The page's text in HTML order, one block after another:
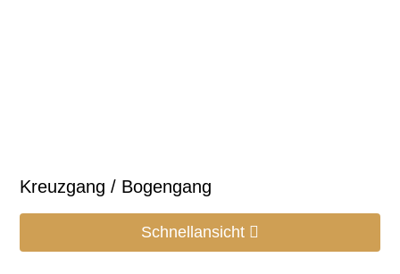
Kreuzgang / Bogengang
Schnellansicht